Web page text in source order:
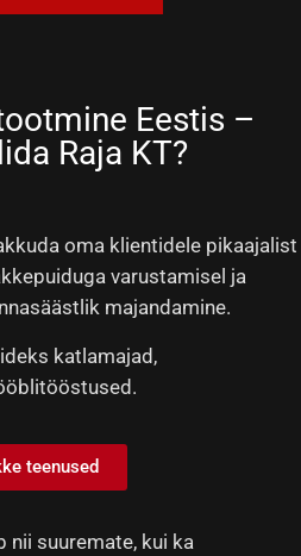
Eestis –
Raja KT?
oma klientidele pikaajalist
varustamisel ja
majandamine.
katlamajad,
teenused
nii suuremate, kui ka